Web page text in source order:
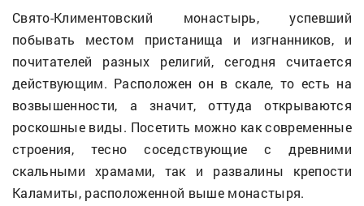
Свято-Климентовский монастырь, успевший
побывать местом пристанища и изгнанников, и
почитателей разных религий, сегодня считается
действующим. Расположен он в скале, то есть на
возвышенности, а значит, оттуда открываются
роскошные виды. Посетить можно как современные
строения, тесно соседствующие с древними
скальными храмами, так и развалины крепости
Каламиты, расположенной выше монастыря.